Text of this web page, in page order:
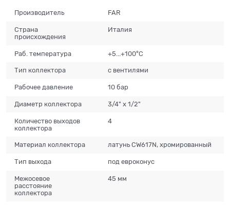
Производитель FAR
Страна
происхождения
Италия
Раб. температура +5...+100°С
Тип коллектора с вентилями
Рабочее давление 10 бар
Диаметр коллектора 3/4" x 1/2"
Количество выходов
коллектора
4
Материал коллектора латунь CW617N, хромированный
Тип выхода под евроконус
Межосевое
расстояние
коллектора
45 мм